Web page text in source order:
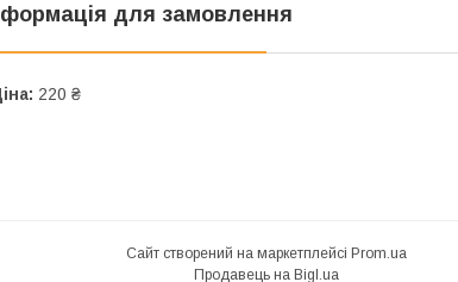
для замовлення
220 ₴
Сайт створений на маркетплейсі Prom.ua
Продавець на Bigl.ua